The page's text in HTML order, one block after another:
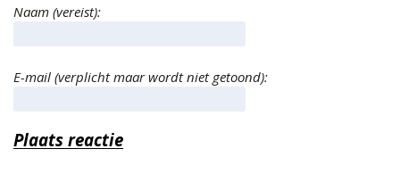
Naam (vereist):
E-mail (verplicht maar wordt niet getoond):